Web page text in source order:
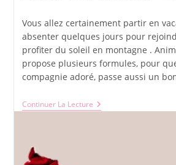
la
publication :
Vous allez certainement partir en
absenter quelques jours pour
profiter du soleil en montagne .
propose plusieurs formules, pour
compagnie adoré, passe aussi un
Continuer La LectureVacances
De